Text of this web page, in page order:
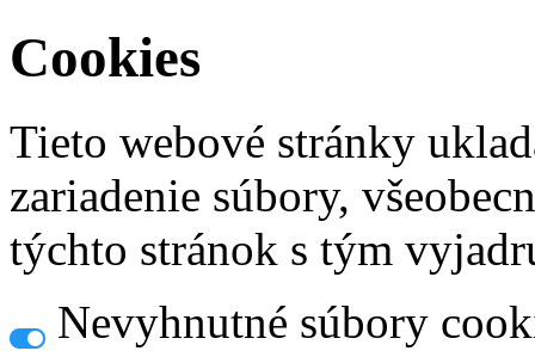
Cookies
Tieto webové stránky
zariadenie súbory,
týchto stránok s tým
Nevyhnutné súbory